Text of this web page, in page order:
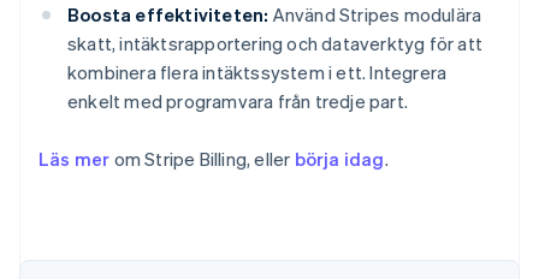
Boosta effektiviteten: Använd Stripes modulära
skatt, intäktsrapportering och dataverktyg för att
kombinera flera intäktssystem i ett. Integrera
enkelt med programvara från tredje part.
Läs mer om Stripe Billing, eller börja idag.